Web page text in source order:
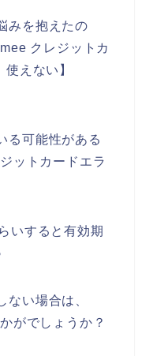
みを抱えたの
クレジットカ
えない】
る可能性がある
ットカードエラ
いすると有効期
い場合は、
がでしょうか？